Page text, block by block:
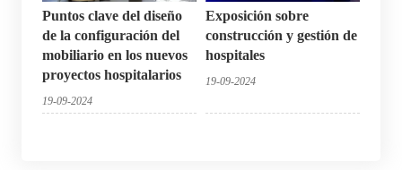
Puntos clave del diseño
de la configuración del
mobiliario en los nuevos
proyectos hospitalarios
19-09-2024
Exposición sobre
construcción y gestión de
hospitales
19-09-2024